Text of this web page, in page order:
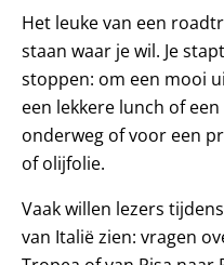
Het leuke van een
staan waar je wil. Je
stoppen: om een mooi
een lekkere lunch of
onderweg of voor een
of olijfolie.
Vaak willen lezers
van Italië zien: vragen